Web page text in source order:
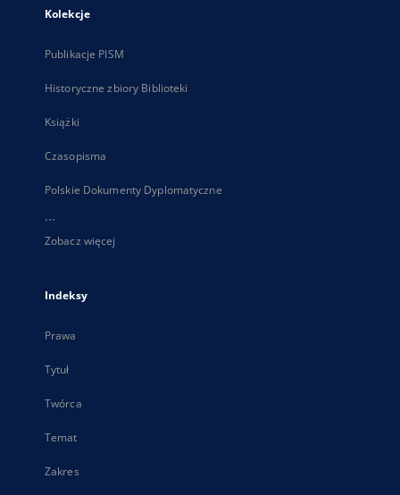
Kolekcje
Publikacje PISM
Historyczne zbiory Biblioteki
Książki
Czasopisma
Polskie Dokumenty Dyplomatyczne
...
Zobacz więcej
Indeksy
Prawa
Tytuł
Twórca
Temat
Zakres